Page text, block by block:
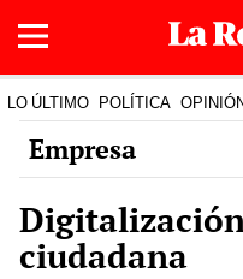
LO ÚLTIMO POLÍTICA
Empresa
ciudadana